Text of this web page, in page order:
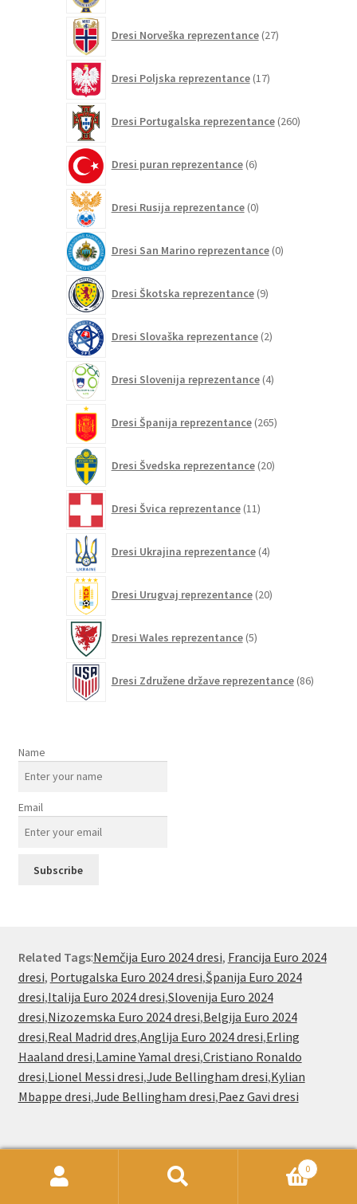
Dresi Norveška reprezentance 27izdelkov
Dresi Poljska reprezentance 17izdelkov
Dresi Portugalska reprezentance 260izdelkov
Dresi puran reprezentance 6izdelkov
Dresi Rusija reprezentance 0izdelkov
Dresi San Marino reprezentance 0izdelkov
Dresi Škotska reprezentance 9izdelkov
Dresi Slovaška reprezentance 2izdelka
Dresi Slovenija reprezentance 4izdelki
Dresi Španija reprezentance 265izdelkov
Dresi Švedska reprezentance 20izdelkov
Dresi Švica reprezentance 11izdelkov
Dresi Ukrajina reprezentance 4izdelki
Dresi Urugvaj reprezentance 20izdelkov
Dresi Wales reprezentance 5izdelkov
Dresi Združene države reprezentance 86izdelkov
Name
Email
Related Tags:Nemčija Euro 2024 dresi, Francija Euro 2024
dresi, Portugalska Euro 2024 dresi,Španija Euro 2024
dresi,Italija Euro 2024 dresi,Slovenija Euro 2024
dresi,Nizozemska Euro 2024 dresi,Belgija Euro 2024
dresi,Real Madrid dres,Anglija Euro 2024 dresi,Erling
Haaland dresi,Lamine Yamal dresi,Cristiano Ronaldo
dresi,Lionel Messi dresi,Jude Bellingham dresi,Kylian
Mbappe dresi,Jude Bellingham dresi,Paez Gavi dresi
Nogometnionline.com že od leta 2000
0